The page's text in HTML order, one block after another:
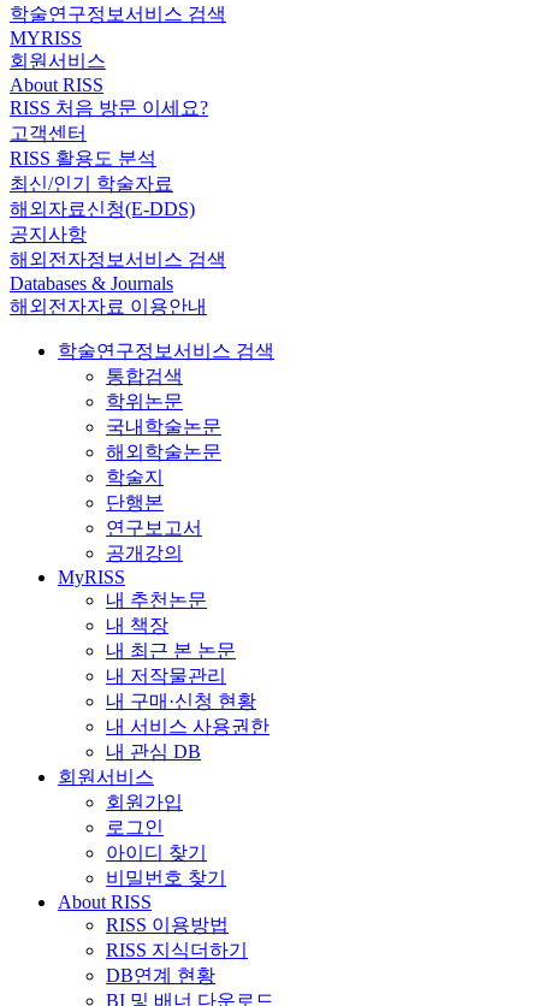
학술연구정보서비스 검색
MYRISS
회원서비스
About RISS
RISS 처음 방문 이세요?
고객센터
RISS 활용도 분석
최신/인기 학술자료
해외자료신청(E-DDS)
공지사항
해외전자정보서비스 검색
Databases & Journals
해외전자자료 이용안내
학술연구정보서비스 검색
통합검색
학위논문
국내학술논문
해외학술논문
학술지
단행본
연구보고서
공개강의
MyRISS
내 추천논문
내 책장
내 최근 본 논문
내 저작물관리
내 구매·신청 현황
내 서비스 사용권한
내 관심 DB
회원서비스
회원가입
로그인
아이디 찾기
비밀번호 찾기
About RISS
RISS 이용방법
RISS 지식더하기
DB연계 현황
BI 및 배너 다운로드